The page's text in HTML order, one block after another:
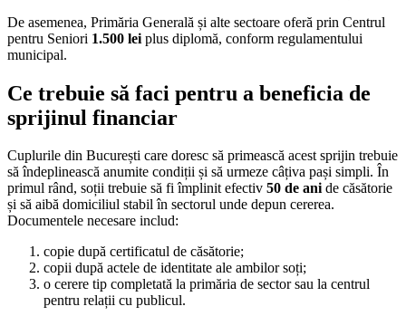
De asemenea, Primăria Generală și alte sectoare oferă prin Centrul
pentru Seniori 1.500 lei plus diplomă, conform regulamentului
municipal.
Ce trebuie să faci pentru a beneficia de
sprijinul financiar
Cuplurile din București care doresc să primească acest sprijin trebuie
să îndeplinească anumite condiții și să urmeze câțiva pași simpli. În
primul rând, soții trebuie să fi împlinit efectiv 50 de anide căsătorie
și să aibă domiciliul stabil în sectorul unde depun cererea.
Documentele necesare includ:
copie după certificatul de căsătorie;
copii după actele de identitate ale ambilor soți;
o cerere tip completată la primăria de sector sau la centrul
pentru relații cu publicul.